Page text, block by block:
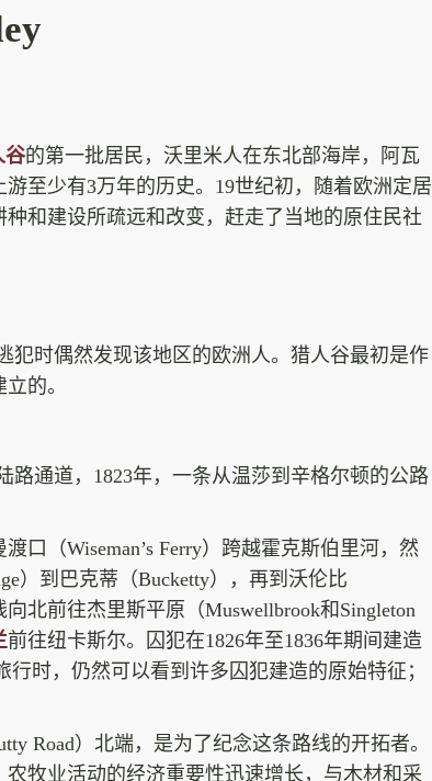
谷的第一批居民，沃里米人在东北部海岸，阿瓦
至少有3万年的历史。19世纪初，随着欧洲定居
和建设所疏远和改变，赶走了当地的原住民社
犯时偶然发现该地区的欧洲人。猎人谷最初是作
的。
路通道，1823年，一条从温莎到辛格尔顿的公路
口（Wiseman’s Ferry）跨越霍克斯伯里河，然
）到巴克蒂（Bucketty），再到沃伦比
北前往杰里斯平原（Muswellbrook和Singleton
前往纽卡斯尔。囚犯在1826年至1836年期间建造
行时，仍然可以看到许多囚犯建造的原始特征；
Road）北端，是为了纪念这条路线的开拓者。
牧业活动的经济重要性迅速增长，与木材和采